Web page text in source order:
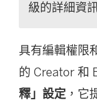
級的詳細資
具有編輯權限
的 Creator 和
釋」設定，它